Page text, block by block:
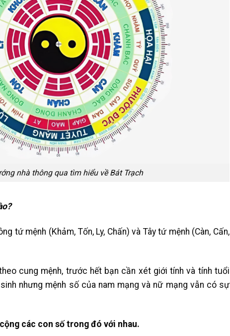
nhà thông qua tìm hiểu về Bát Trạch
tứ mệnh (Khảm, Tốn, Ly, Chấn) và Tây tứ mệnh (Càn, Cấn,
cung mệnh, trước hết bạn cần xét giới tính và tính tuổi
nhưng mệnh số của nam mạng và nữ mạng vẫn có sự
các con số trong đó với nhau.